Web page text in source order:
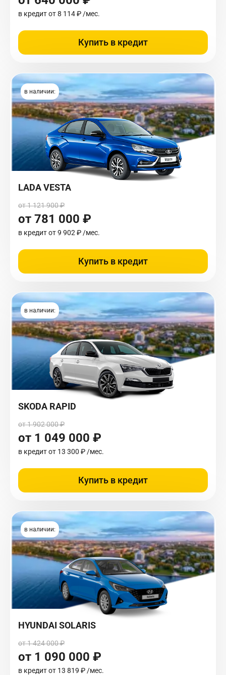
в кредит от8 114 ₽ /мес.
Купить в кредит
в наличии:
LADA VESTA
от 1 121 900 ₽
от 781 000 ₽
в кредит от9 902 ₽ /мес.
Купить в кредит
в наличии:
SKODA RAPID
от 1 902 000 ₽
от 1 049 000 ₽
в кредит от 13 300 ₽ /мес.
Купить в кредит
в наличии:
HYUNDAI SOLARIS
от 1 424 000 ₽
от 1 090 000 ₽
в кредит от 13 819 ₽ /мес.